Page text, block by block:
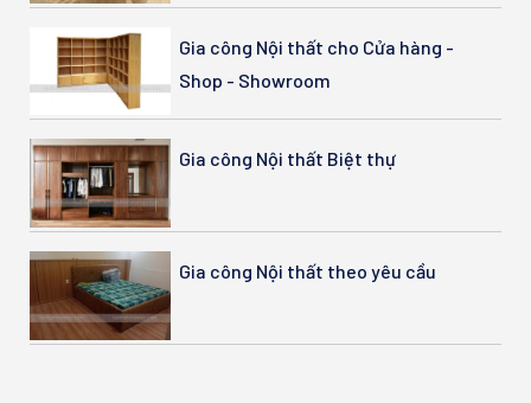
Gia công Nội thất cho Cửa hàng -
Shop - Showroom
Gia công Nội thất Biệt thự
Gia công Nội thất theo yêu cầu